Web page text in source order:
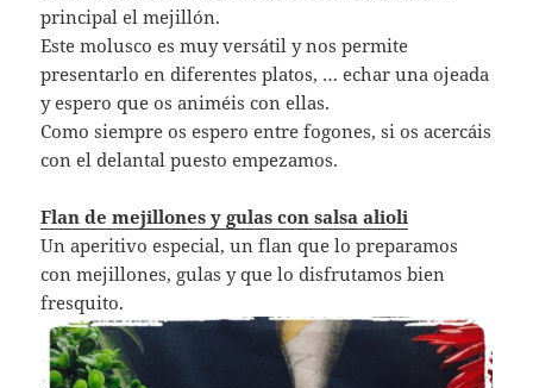
principal el mejillón.
Este molusco es muy versátil y nos permite
presentarlo en diferentes platos, … echar una ojeada
y espero que os animéis con ellas.
Como siempre os espero entre fogones, si os acercáis
con el delantal puesto empezamos.
Flan de mejillones y gulas con salsa alioli
Un aperitivo especial, un flan que lo preparamos
con mejillones, gulas y que lo disfrutamos bien
fresquito.